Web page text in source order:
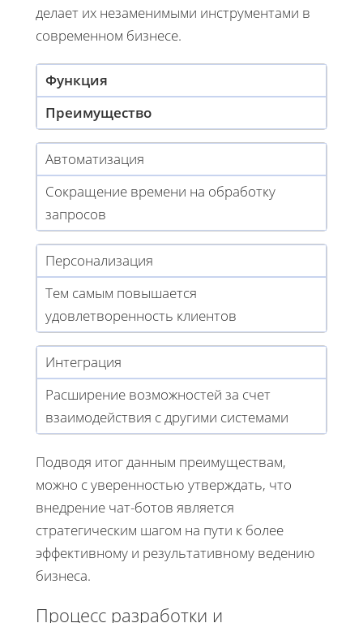
делает их незаменимыми инструментами в
современном бизнесе.
Функция
Преимущество
Автоматизация
Сокращение времени на обработку
запросов
Персонализация
Тем самым повышается
удовлетворенность клиентов
Интеграция
Расширение возможностей за счет
взаимодействия с другими системами
Подводя итог данным преимуществам,
можно с уверенностью утверждать, что
внедрение чат-ботов является
стратегическим шагом на пути к более
эффективному и результативному ведению
бизнеса.
Процесс разработки и